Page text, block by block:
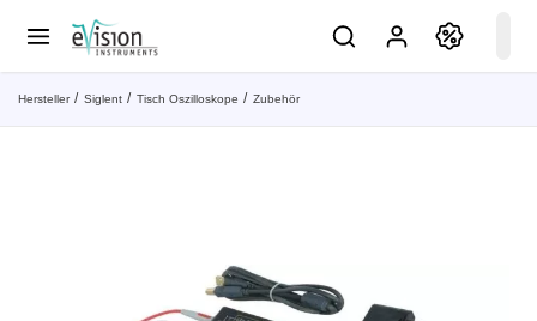
Hersteller Siglent Tisch Oszilloskope Zubehör